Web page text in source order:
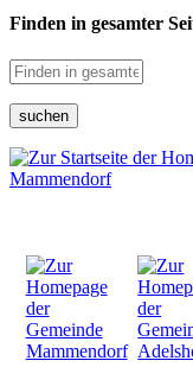
Finden in gesamter
suchen